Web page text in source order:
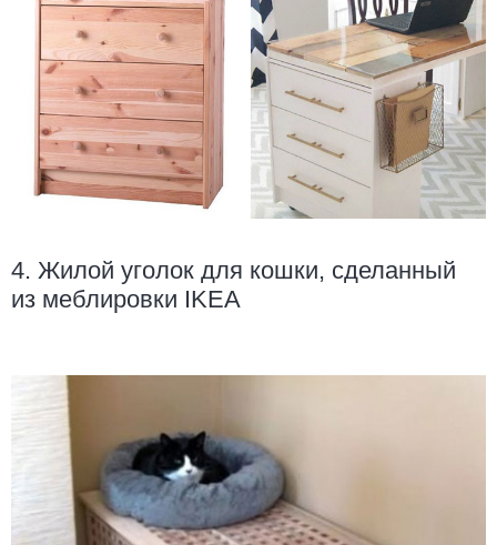
4. Жилой уголок для кошки, сделанный
из меблировки IKEA